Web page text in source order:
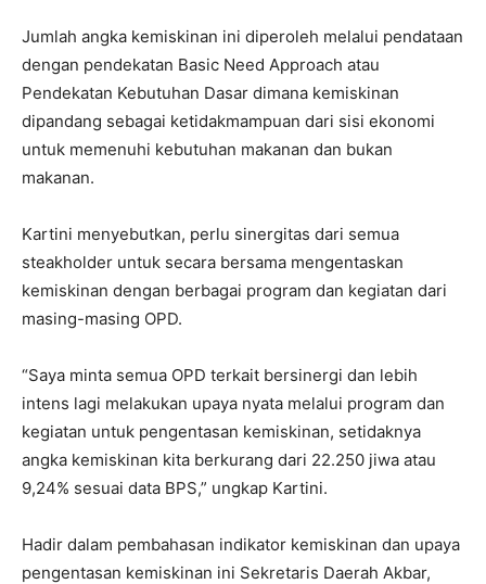
Jumlah angka kemiskinan ini diperoleh melalui pendataan
dengan pendekatan Basic Need Approach atau
Pendekatan Kebutuhan Dasar dimana kemiskinan
dipandang sebagai ketidakmampuan dari sisi ekonomi
untuk memenuhi kebutuhan makanan dan bukan
makanan.
Kartini menyebutkan, perlu sinergitas dari semua
steakholder untuk secara bersama mengentaskan
kemiskinan dengan berbagai program dan kegiatan dari
masing-masing OPD.
“Saya minta semua OPD terkait bersinergi dan lebih
intens lagi melakukan upaya nyata melalui program dan
kegiatan untuk pengentasan kemiskinan, setidaknya
angka kemiskinan kita berkurang dari 22.250 jiwa atau
9,24% sesuai data BPS,” ungkap Kartini.
Hadir dalam pembahasan indikator kemiskinan dan upaya
pengentasan kemiskinan ini Sekretaris Daerah Akbar,